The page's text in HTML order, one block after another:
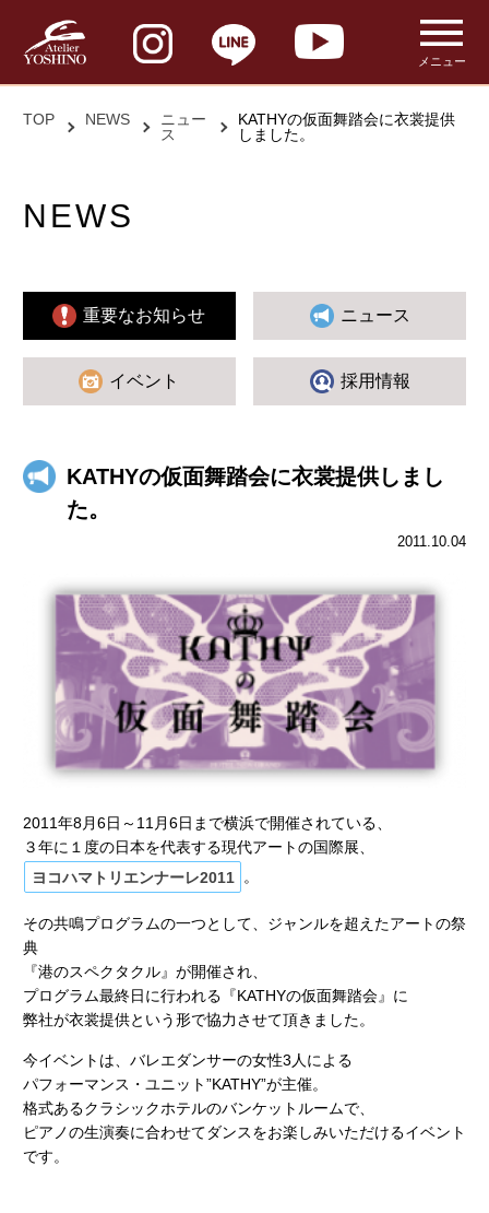
メニュー
TOP NEWS
ニュー
ス
KATHYの仮面舞踏会に衣裳提供
しました。
NEWS
重要なお知らせ ニュース
イベント 採用情報
KATHYの仮面舞踏会に衣裳提供しまし
た。
2011.10.04
2011年8月6日～11月6日まで横浜で開催されている、
３年に１度の日本を代表する現代アートの国際展、
ヨコハマトリエンナーレ2011 。
その共鳴プログラムの一つとして、ジャンルを超えたアートの祭
典
『港のスペクタクル』が開催され、
プログラム最終日に行われる『KATHYの仮面舞踏会』に
弊社が衣裳提供という形で協力させて頂きました。
今イベントは、バレエダンサーの女性3人による
パフォーマンス・ユニット”KATHY”が主催。
格式あるクラシックホテルのバンケットルームで、
ピアノの生演奏に合わせてダンスをお楽しみいただけるイベント
です。